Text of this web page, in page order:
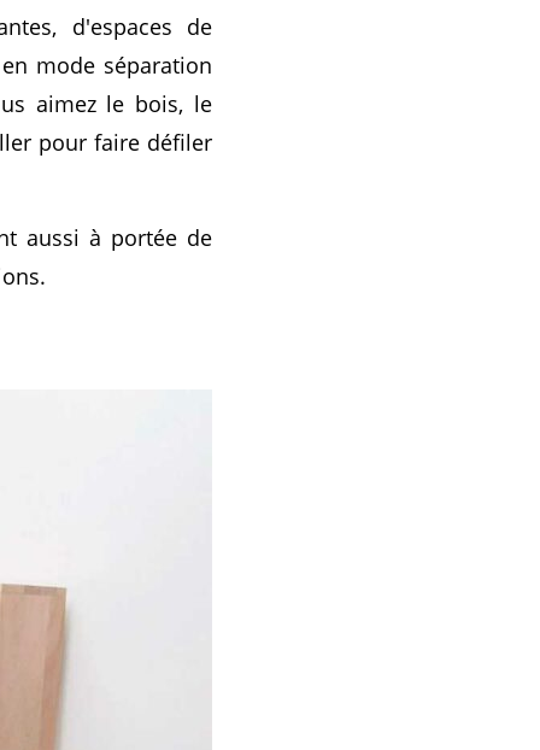
d'espaces de
mode séparation
aimez le bois, le
pour faire défiler
aussi à portée de